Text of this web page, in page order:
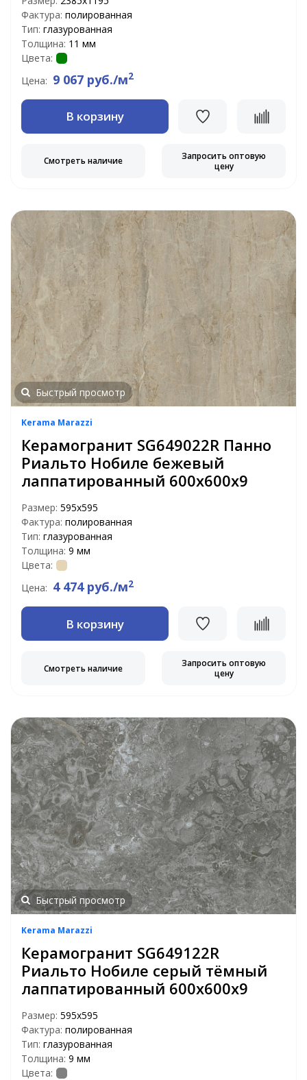
Фактура: полированная
Тип: глазурованная
Толщина: 11 мм
Цвета:
Цена: 9 067 руб./м2
В корзину
Смотреть наличие
Запросить оптовую
цену
Быстрый просмотр
Kerama Marazzi
Керамогранит SG649022R Панно
Риальто Нобиле бежевый
лаппатированный 600х600х9
Размер: 595x595
Фактура: полированная
Тип: глазурованная
Толщина: 9 мм
Цвета:
Цена: 4 474 руб./м2
В корзину
Смотреть наличие
Запросить оптовую
цену
Быстрый просмотр
Kerama Marazzi
Керамогранит SG649122R
Риальто Нобиле серый тёмный
лаппатированный 600х600х9
Размер: 595x595
Фактура: полированная
Тип: глазурованная
Толщина: 9 мм
Цвета: